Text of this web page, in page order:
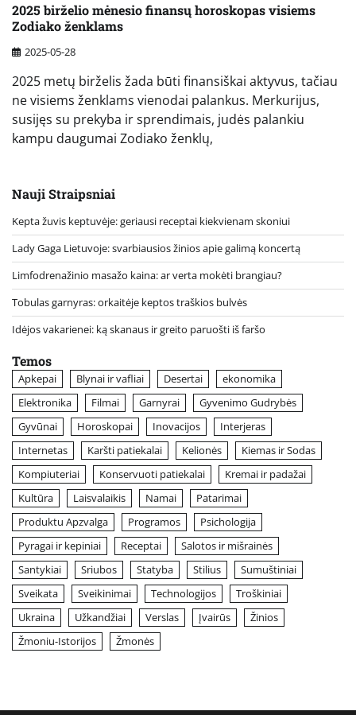
2025 birželio mėnesio finansų horoskopas visiems
Zodiako ženklams
2025-05-28
2025 metų birželis žada būti finansiškai aktyvus, tačiau
ne visiems ženklams vienodai palankus. Merkurijus,
susijęs su prekyba ir sprendimais, judės palankiu
kampu daugumai Zodiako ženklų,
Nauji Straipsniai
Kepta žuvis keptuvėje: geriausi receptai kiekvienam skoniui
Lady Gaga Lietuvoje: svarbiausios žinios apie galimą koncertą
Limfodrenažinio masažo kaina: ar verta mokėti brangiau?
Tobulas garnyras: orkaitėje keptos traškios bulvės
Idėjos vakarienei: ką skanaus ir greito paruošti iš faršo
Temos
Apkepai Blynai ir vafliai Desertai
ekonomika
Elektronika
Filmai Garnyrai
Gyvenimo Gudrybės
Gyvūnai
Horoskopai Inovacijos
Interjeras
Internetas
Karšti patiekalai Kelionės
Kiemas ir Sodas
Kompiuteriai
Konservuoti patiekalai
Kremai ir padažai
Kultūra
Laisvalaikis Namai
Patarimai
Produktu Apzvalga
Programos
Psichologija
Pyragai ir kepiniai
Receptai
Salotos ir mišrainės
Santykiai
Sriubos Statyba Stilius
Sumuštiniai
Sveikata
Sveikinimai Technologijos
Troškiniai
Ukraina
Užkandžiai Verslas Įvairūs
Žinios
Žmoniu-Istorijos
Žmonės